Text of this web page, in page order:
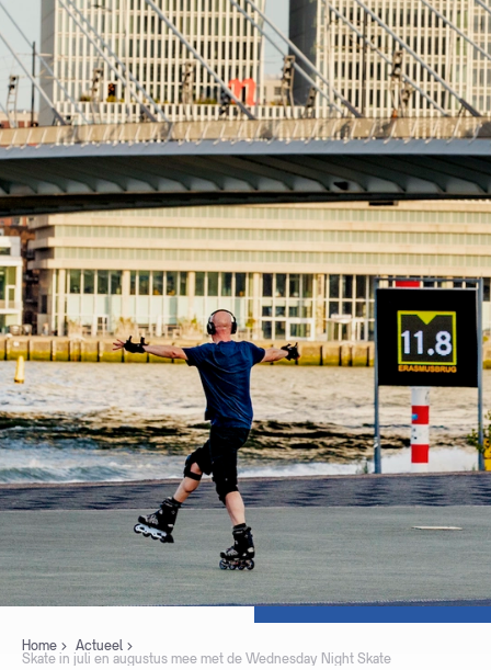
Home
Actueel
Skate in juli en augustus mee met de Wednesday Night Skate